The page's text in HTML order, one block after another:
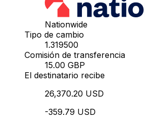
Nationwide
Tipo de cambio
1.319500
Comisión de transferencia
15.00 GBP
El destinatario recibe
26,370.20 USD
-359.79 USD